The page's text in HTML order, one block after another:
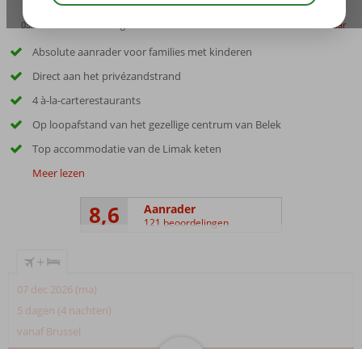
03:45 bewaar
Absolute aanrader voor families met kinderen
Direct aan het privézandstrand
4 à-la-carterestaurants
Op loopafstand van het gezellige centrum van Belek
Top accommodatie van de Limak keten
Meer lezen
8,6 Aanrader
121 beoordelingen
+
07 dec 2026 (ma)
5 dagen (4 nachten)
vanaf Brussel